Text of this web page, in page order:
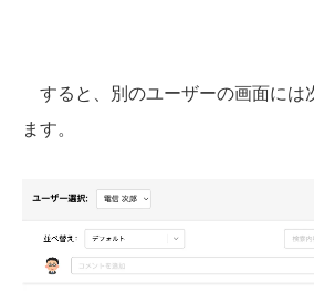
すると、別のユーザーの画面には
ます。